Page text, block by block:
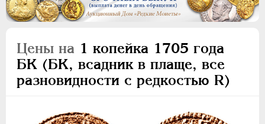
Цены на 1 копейка 1705 года
БК (БК, всадник в плаще, все
разновидности с редкостью R)
ПEТР I 1699 - 1725
Серебро
Медь
5 копеек